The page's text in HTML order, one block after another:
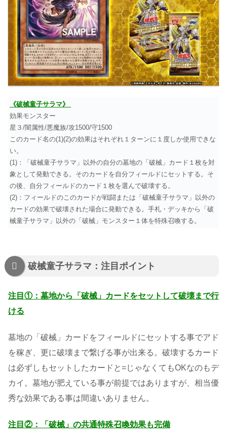
《破械童子サラマ》
効果モンスター
星３/闇属性/悪魔族/攻1500/守1500
このカード名の(1)(2)の効果はそれぞれ１ターンに１度しか使用できな
い。
(1)：「破械童子サラマ」以外の自分の墓地の「破械」カード１枚を対
象として発動できる。そのカードを自分フィールドにセットする。そ
の後、自分フィールドのカード１枚を選んで破壊する。
(2)：フィールドのこのカードが戦闘または「破械童子サラマ」以外の
カードの効果で破壊された場合に発動できる。手札・デッキから「破
械童子サラマ」以外の「破械」モンスター１体を特殊召喚する。
破械童子サラマ：注目ポイント
注目①：墓地から「破械」カードをセットして破壊まで行
ける
墓地の「破械」カードをフィールドにセットする事でアド
を稼ぎ、更に破壊まで繋げる事が出来る。破壊するカード
は必ずしもセットしたカードと=じゃなくてもOKなのもデ
カイ。墓地が肥えている事が前提ではありますが、相当優
秀な効果である事は間違いありません。
注目②：「破械」の共通特殊召喚効果も完備